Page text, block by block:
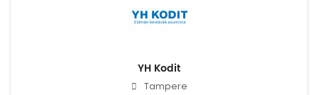
YH Kodit
Tampere